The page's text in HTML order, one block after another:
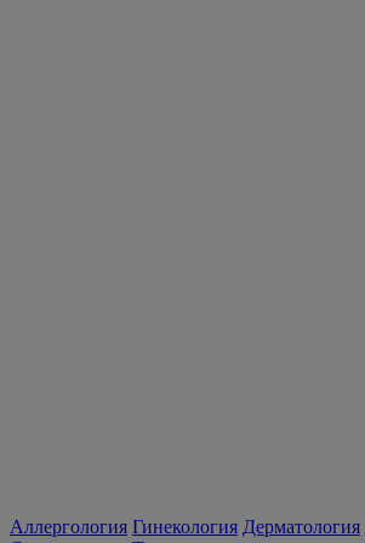
Аллергология Гинекология Дерматология